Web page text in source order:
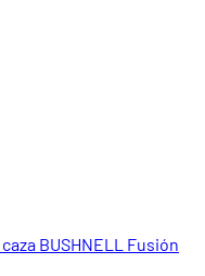
BUSHNELL Fusión